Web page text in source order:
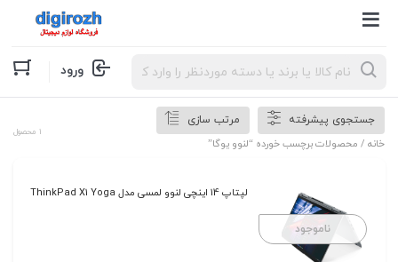
Products
search ورود
جستجوی پیشرفته
مرتب سازی
خانه / محصولات برچسب خورده “لنوو یوگا”
1 محصول
ناموجود
لپتاپ 14 اینچی لنوو لمسی مدل ThinkPad X1 Yoga